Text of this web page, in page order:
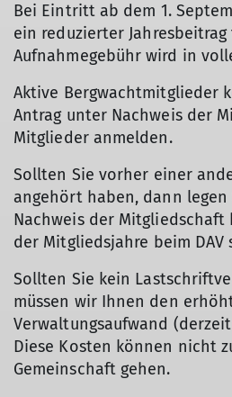
Bei Eintritt ab dem 1.
ein reduzierter Jahresbeitrag
Aufnahmegebühr wird in
Aktive Bergwachtmitglieder
Antrag unter Nachweis der
Mitglieder anmelden.
Sollten Sie vorher einer
angehört haben, dann
Nachweis der
der Mitgliedsjahre beim DAV
Sollten Sie kein
müssen wir Ihnen den
Verwaltungsaufwand
Diese Kosten können nicht
Gemeinschaft gehen.